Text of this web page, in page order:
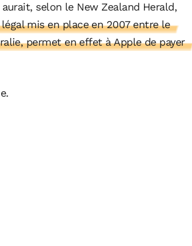
selon le New Zealand Herald,
mis en place en 2007 entre le
permet en effet à Apple de payer